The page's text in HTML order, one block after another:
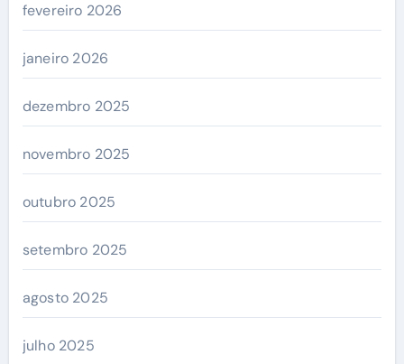
fevereiro 2026
janeiro 2026
dezembro 2025
novembro 2025
outubro 2025
setembro 2025
agosto 2025
julho 2025